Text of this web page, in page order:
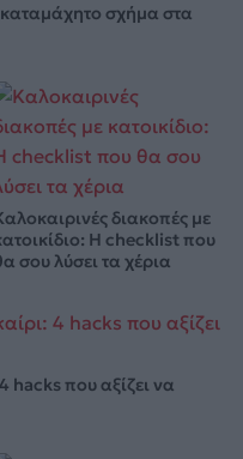
σχήμα στα
διακοπές με
Η checklist που
σου λύσει τα χέρια
hacks που αξίζει να